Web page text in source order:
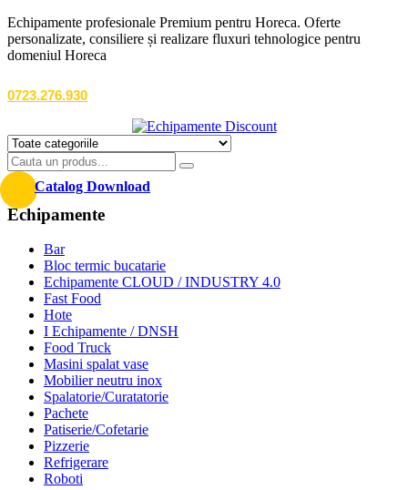
Echipamente profesionale Premium pentru Horeca. Oferte
personalizate, consiliere și realizare fluxuri tehnologice pentru
domeniul Horeca
0723.276.930
Catalog Download
Echipamente
Bar
Bloc termic bucatarie
Echipamente CLOUD / INDUSTRY 4.0
Fast Food
Hote
I Echipamente / DNSH
Food Truck
Masini spalat vase
Mobilier neutru inox
Spalatorie/Curatatorie
Pachete
Patiserie/Cofetarie
Pizzerie
Refrigerare
Roboti